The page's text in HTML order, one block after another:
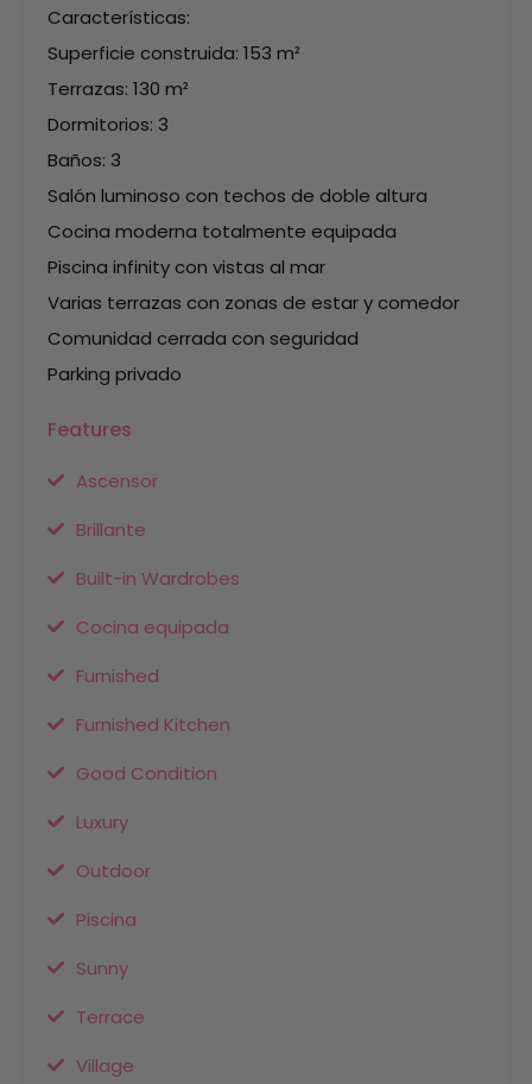
Características:
Superficie construida: 153 m²
Terrazas: 130 m²
Dormitorios: 3
Baños: 3
Salón luminoso con techos de doble altura
Cocina moderna totalmente equipada
Piscina infinity con vistas al mar
Varias terrazas con zonas de estar y comedor
Comunidad cerrada con seguridad
Parking privado
Features
Ascensor
Brillante
Built-in Wardrobes
Cocina equipada
Furnished
Furnished Kitchen
Good Condition
Luxury
Outdoor
Piscina
Sunny
Terrace
Village